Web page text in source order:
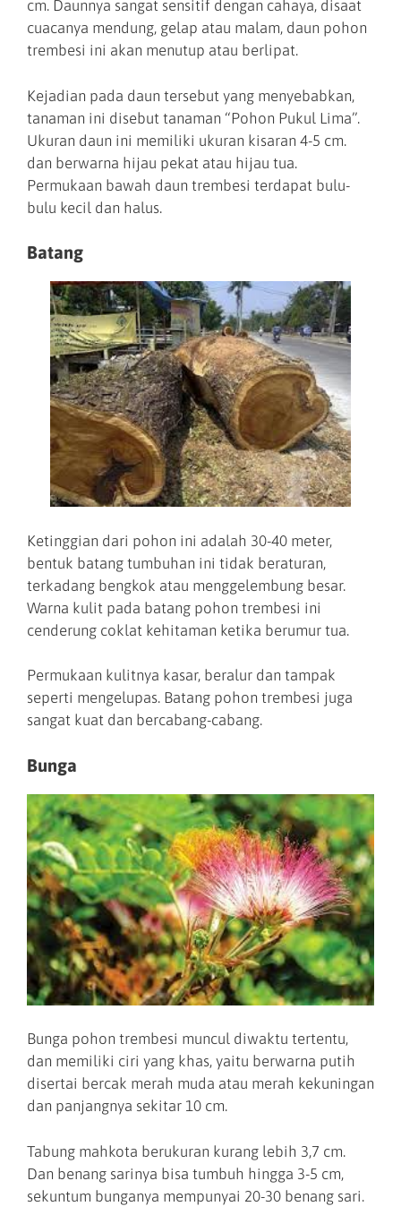
cm. Daunnya sangat sensitif dengan cahaya, disaat
cuacanya mendung, gelap atau malam, daun pohon
trembesi ini akan menutup atau berlipat.
Kejadian pada daun tersebut yang menyebabkan,
tanaman ini disebut tanaman “Pohon Pukul Lima”.
Ukuran daun ini memiliki ukuran kisaran 4-5 cm.
dan berwarna hijau pekat atau hijau tua.
Permukaan bawah daun trembesi terdapat bulu-
bulu kecil dan halus.
Batang
Ketinggian dari pohon ini adalah 30-40 meter,
bentuk batang tumbuhan ini tidak beraturan,
terkadang bengkok atau menggelembung besar.
Warna kulit pada batang pohon trembesi ini
cenderung coklat kehitaman ketika berumur tua.
Permukaan kulitnya kasar, beralur dan tampak
seperti mengelupas. Batang pohon trembesi juga
sangat kuat dan bercabang-cabang.
Bunga
Bunga pohon trembesi muncul diwaktu tertentu,
dan memiliki ciri yang khas, yaitu berwarna putih
disertai bercak merah muda atau merah kekuningan
dan panjangnya sekitar 10 cm.
Tabung mahkota berukuran kurang lebih 3,7 cm.
Dan benang sarinya bisa tumbuh hingga 3-5 cm,
sekuntum bunganya mempunyai 20-30 benang sari.